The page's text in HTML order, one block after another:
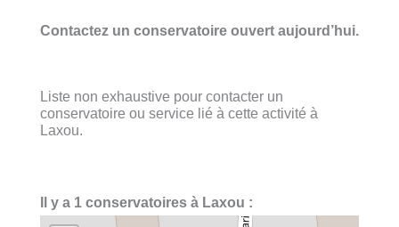
Contactez un conservatoire ouvert aujourd’hui.
Liste non exhaustive pour contacter un
conservatoire ou service lié à cette activité à
Laxou.
Il y a 1 conservatoires à Laxou :